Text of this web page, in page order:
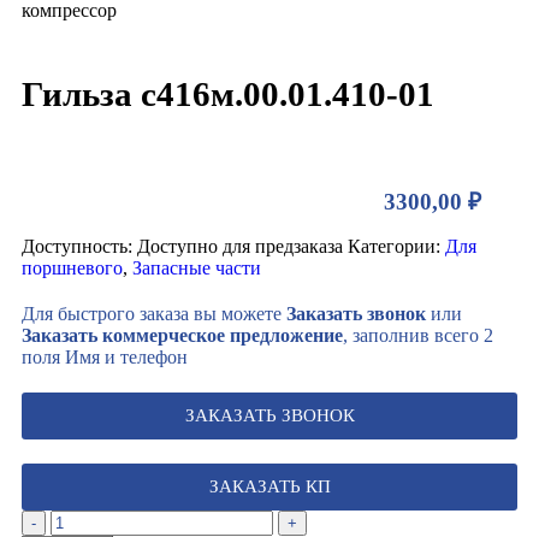
Гильза с416м.00.01.410-01
3300,00 ₽
Доступность: Доступно для предзаказа Категории: Для
поршневого, Запасные части
Для быстрого заказа вы можете Заказать звонок или
Заказать коммерческое предложение, заполнив всего 2
поля Имя и телефон
ЗАКАЗАТЬ ЗВОНОК
ЗАКАЗАТЬ КП
-
+